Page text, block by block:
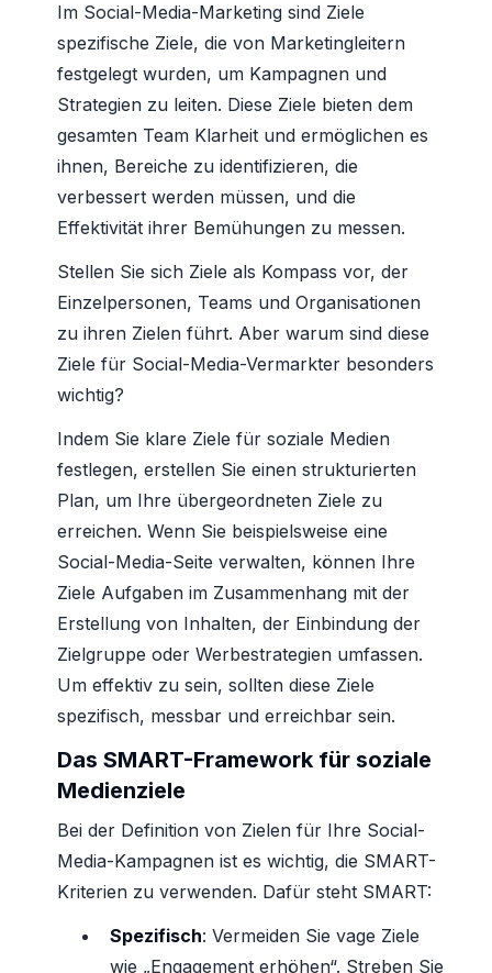
Im Social-Media-Marketing sind Ziele
spezifische Ziele, die von Marketingleitern
festgelegt wurden, um Kampagnen und
Strategien zu leiten. Diese Ziele bieten dem
gesamten Team Klarheit und ermöglichen es
ihnen, Bereiche zu identifizieren, die
verbessert werden müssen, und die
Effektivität ihrer Bemühungen zu messen.
Stellen Sie sich Ziele als Kompass vor, der
Einzelpersonen, Teams und Organisationen
zu ihren Zielen führt. Aber warum sind diese
Ziele für Social-Media-Vermarkter besonders
wichtig?
Indem Sie klare Ziele für soziale Medien
festlegen, erstellen Sie einen strukturierten
Plan, um Ihre übergeordneten Ziele zu
erreichen. Wenn Sie beispielsweise eine
Social-Media-Seite verwalten, können Ihre
Ziele Aufgaben im Zusammenhang mit der
Erstellung von Inhalten, der Einbindung der
Zielgruppe oder Werbestrategien umfassen.
Um effektiv zu sein, sollten diese Ziele
spezifisch, messbar und erreichbar sein.
Das SMART-Framework für soziale
Medienziele
Bei der Definition von Zielen für Ihre Social-
Media-Kampagnen ist es wichtig, die SMART-
Kriterien zu verwenden. Dafür steht SMART:
Spezifisch: Vermeiden Sie vage Ziele
wie „Engagement erhöhen“. Streben Sie